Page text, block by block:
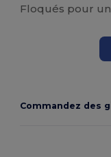
Floqués pour
Commandez des